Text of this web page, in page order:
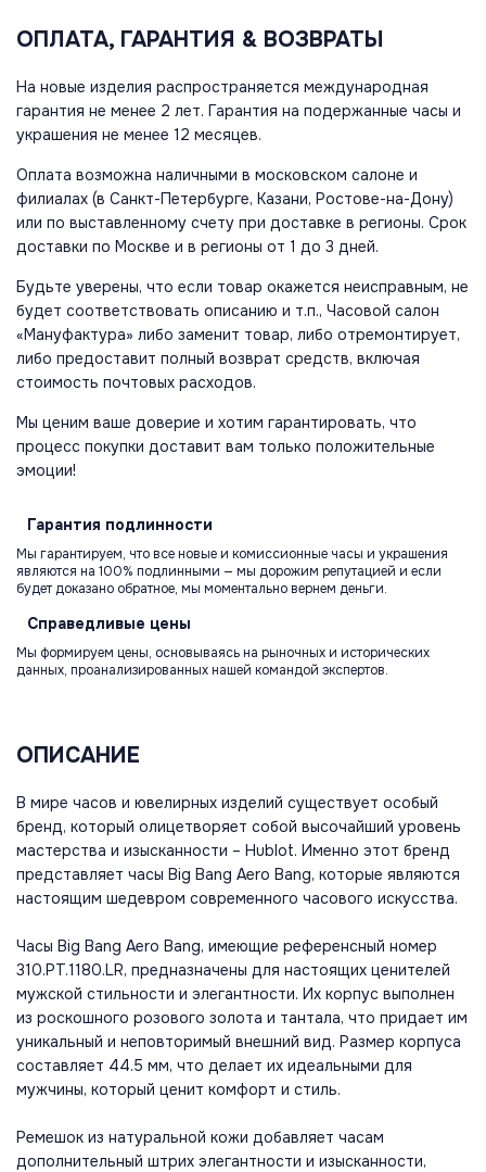
ОПЛАТА, ГАРАНТИЯ & ВОЗВРАТЫ
На новые изделия распространяется международная
гарантия не менее 2 лет. Гарантия на подержанные часы и
украшения не менее 12 месяцев.
Оплата возможна наличными в московском салоне и
филиалах (в Санкт-Петербурге, Казани, Ростове-на-Дону)
или по выставленному счету при доставке в регионы. Срок
доставки по Москве и в регионы от 1 до 3 дней.
Будьте уверены, что если товар окажется неисправным, не
будет соответствовать описанию и т.п., Часовой салон
«Мануфактура» либо заменит товар, либо отремонтирует,
либо предоставит полный возврат средств, включая
стоимость почтовых расходов.
Мы ценим ваше доверие и хотим гарантировать, что
процесс покупки доставит вам только положительные
эмоции!
Гарантия подлинности
Мы гарантируем, что все новые и комиссионные часы и украшения
являются на 100% подлинными — мы дорожим репутацией и если
будет доказано обратное, мы моментально вернем деньги.
Справедливые цены
Мы формируем цены, основываясь на рыночных и исторических
данных, проанализированных нашей командой экспертов.
ОПИСАНИЕ
В мире часов и ювелирных изделий существует особый
бренд, который олицетворяет собой высочайший уровень
мастерства и изысканности – Hublot. Именно этот бренд
представляет часы Big Bang Aero Bang, которые являются
настоящим шедевром современного часового искусства.
Часы Big Bang Aero Bang, имеющие референсный номер
310.PT.1180.LR, предназначены для настоящих ценителей
мужской стильности и элегантности. Их корпус выполнен
из роскошного розового золота и тантала, что придает им
уникальный и неповторимый внешний вид. Размер корпуса
составляет 44.5 мм, что делает их идеальными для
мужчины, который ценит комфорт и стиль.
Ремешок из натуральной кожи добавляет часам
дополнительный штрих элегантности и изысканности,